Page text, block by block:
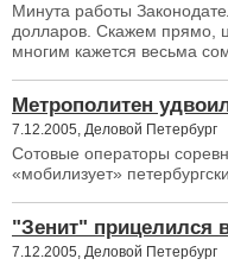
Минута работы
долларов. Скажем прямо,
многим кажется весьма
Метрополитен
7.12.2005, Деловой Петербург
Сотовые операторы
«мобилизует»
"Зенит" прицелился
7.12.2005, Деловой Петербург